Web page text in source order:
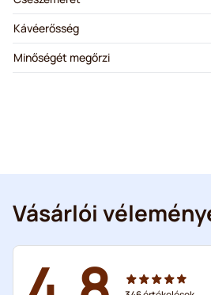
Kávéerősség
Minőségét megőrzi
Vásárlói